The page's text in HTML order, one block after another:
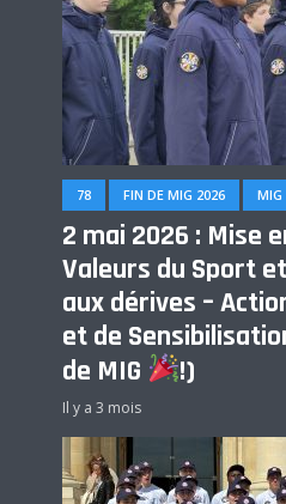
78 FIN DE MIG 2026 MIG
2 mai 2026 : Mise
Valeurs du Sport
aux dérives –
et de
de MIG
!)
Il y a 3 mois